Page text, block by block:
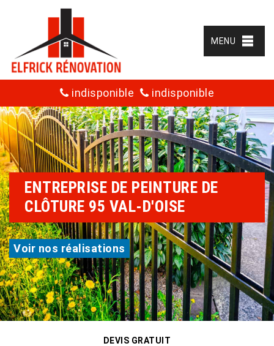
MENU
indisponible indisponible
ENTREPRISE DE PEINTURE DE
CLÔTURE 95 VAL-D'OISE
Voir nos réalisations
DEVIS GRATUIT